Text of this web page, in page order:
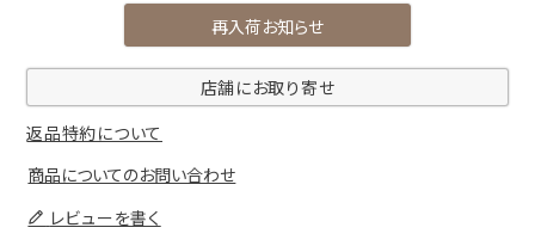
再入荷お知らせ
店舗にお取り寄せ
返品特約について
商品についてのお問い合わせ
レビューを書く